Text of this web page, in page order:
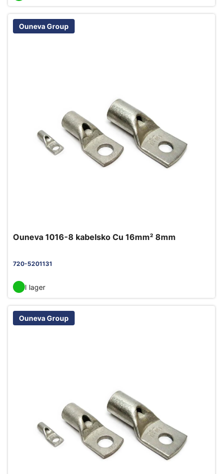
Ouneva Group
Ouneva 1016-8 kabelsko Cu 16mm² 8mm
720-5201131
I lager
Ouneva Group